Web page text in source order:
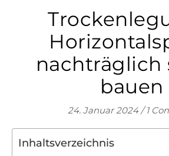
nachträglich
bauen
24. Januar 2024 / 1
Inhaltsverzeichnis